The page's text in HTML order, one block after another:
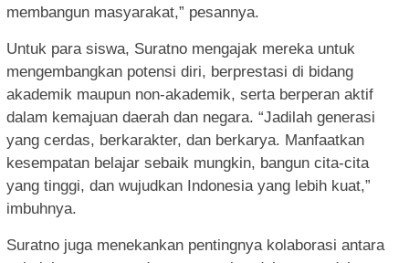
membangun masyarakat,” pesannya.
Untuk para siswa, Suratno mengajak mereka untuk
mengembangkan potensi diri, berprestasi di bidang
akademik maupun non-akademik, serta berperan aktif
dalam kemajuan daerah dan negara. “Jadilah generasi
yang cerdas, berkarakter, dan berkarya. Manfaatkan
kesempatan belajar sebaik mungkin, bangun cita-cita
yang tinggi, dan wujudkan Indonesia yang lebih kuat,”
imbuhnya.
Suratno juga menekankan pentingnya kolaborasi antara